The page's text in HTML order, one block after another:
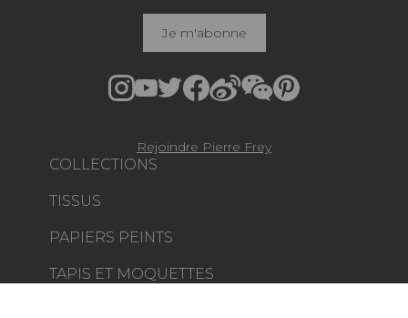
COLLECTIONS
TISSUS
PAPIERS PEINTS
TAPIS ET MOQUETTES
Je m'abonne
Rejoindre Pierre Frey